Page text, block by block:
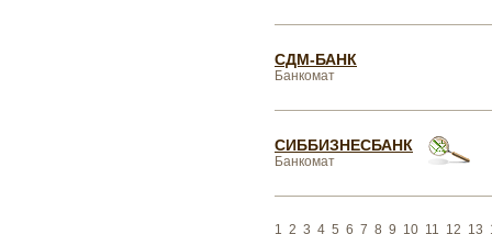
СДМ-БАНК
Банкомат
СИББИЗНЕСБАНК
Банкомат
1 2 3 4 5 6 7 8 9 10 11 12 13